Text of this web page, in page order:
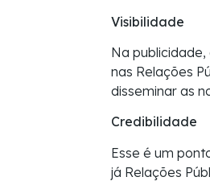
Visibilidade
Na
nas Relações
disseminar as
Credibilidade
Esse é um
já Relações